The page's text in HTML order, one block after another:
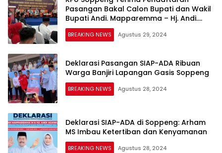
Pasangan Bakal Calon Bupati dan Wakil
Bupati Andi. Mapparemma – Hj. Andi.
Adawiah (siAP ADA)
BREAKING NEWS Agustus 29, 2024
Deklarasi Pasangan SIAP-ADA Ribuan
Warga Banjiri Lapangan Gasis Soppeng
BREAKING NEWS Agustus 28, 2024
Deklarasi SIAP-ADA di Soppeng: Arham
MS Imbau Ketertiban dan Kenyamanan
BREAKING NEWS Agustus 28, 2024